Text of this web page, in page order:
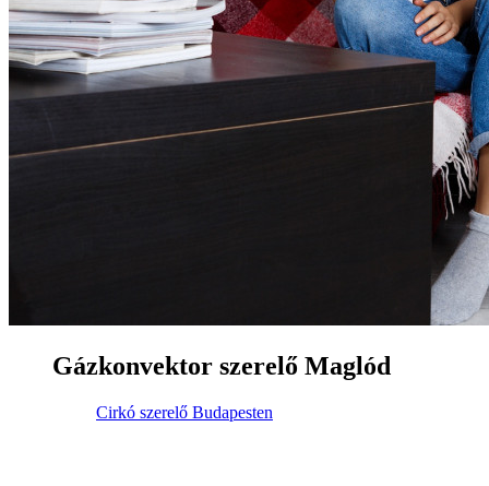
Gázkonvektor szerelő Maglód
Cirkó szerelő Budapesten